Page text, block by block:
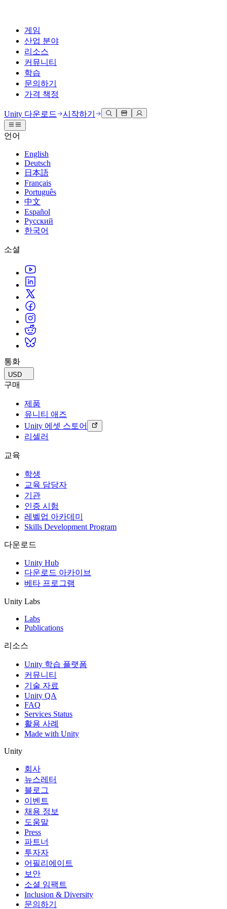
게임
산업 분야
리소스
커뮤니티
학습
문의하기
가격 책정
Unity 엔진
모든 플랫폼 위한 2D 및 3D 게임 제작
협업
팀과 함께 신속한 협업과 반복 작업을 수행하세요.
Unity 다운로드
플랜 및 가격
배포
Unity가 지원하는 25개 이상의 플랫폼을 살펴보세요.
LiveOps
출시 후 인사이트를 확인하고 라이브 게임을 운영하세요.
성장
사용자 확보
모바일 사용자를 검색하고 Acquire
매장 및 D2C 전반에 걸쳐 IAP 관리하세요.
수익화
Unity로 광고하세요
활용 부문
모바일 게임
Unity로 모바일 히트작을 제작하고 성장시키세요.
인디 게임
소규모 팀으로 대작 게임을 출시하세요.
XR 게임
여러 플랫폼에서 XR 게임을 출시하세요.
멀티플레이어 게임
멀티플레이어 게임 개발을 간소화하세요.
3D 협업
실시간 3D 프로젝트 빌드 및 검토
몰입형 교육
몰입도 높은 환경 제작
고객 경험
인터랙티브 3D 경험 제작
산업 분야
운영 우수성 확보
리테일
상점 경험을 온라인 경험으로 전환
자동차
혁신을 가속화하고 차량 내 경험을 향상시키세요.
모든 산업 보기
기술 자료
공식 유저. '광고 지면'의 타겟 고객 매뉴얼 및 API 레퍼런스
개발자 툴
릴리스 버전 및 이슈 트래커
로드맵
예정된 기능 검토
기술 용어 라이브러리
활용 사례
실제 성공 사례
베스트 프랙티스 가이드
전문가 팁
데모
데모, 샘플 및 빌딩 블록
모든 리소스
새로운 기능
블로그
업데이트, 정보, 기술 팁
뉴스
토론
토론, 문제 해결, 소통
이벤트
글로벌 이벤트 및 현지 이벤트
커뮤니티 사례
Made with Unity
Unity 크리에이터 소개
Livestreams
Unity Awards
전 세계 Unity 크리에이터 축하
Unity Learn
무료로 Unity 기술 마스터
전문 교육
Unity 강사와 함께 팀의 역량을 강화하세요
Unity 처음 사용하시나요
시작하기
학습 시작하기
Unity 사용이 처음이신가요? 여정 시작하기
사용법 가이드
실용적인 팁 및 베스트 프랙티스
교육
학생용
커리어 시작하기
교육 효율 극대화
교육 라이선스
자격증
Unity 숙련도를 입증하세요
도움 받기
성공을 위한 Unity
Success 플랜
전문가 지원을 통해 더 빠르게 목표 도달률 달성
일반적인 질문에 대한 답변
문의하기
Unity 다운로드 시작하기
언어
English
Deutsch
日本語
Français
Português
中文
Español
Русский
한국어
소셜
통화
USD
구매
제품
유니티 애즈
Unity 에셋 스토어
리셀러
교육
학생
교육 담당자
기관
인증 시험
레벨업 아카데미
Skills Development Program
다운로드
Unity Hub
다운로드 아카이브
베타 프로그램
Unity Labs
Labs
Publications
리소스
Unity 학습 플랫폼
커뮤니티
기술 자료
Unity QA
FAQ
Services Status
활용 사례
Made with Unity
Unity
회사
뉴스레터
블로그
이벤트
채용 정보
도움말
Press
파트너
투자자
어필리에이트
보안
소셜 임팩트
Inclusion & Diversity
문의하기